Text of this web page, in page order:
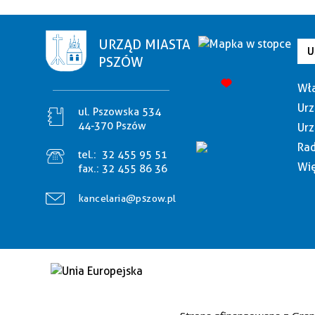
URZĄD MIASTA
PSZÓW
ul. Pszowska 534
44-370 Pszów
tel.: 32 455 95 51
fax.: 32 455 86 36
kancelaria@pszow.pl